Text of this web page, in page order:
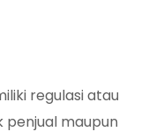
regulasi atau
penjual maupun